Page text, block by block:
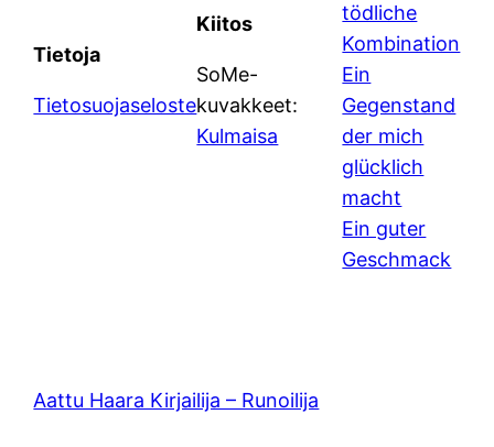
Tietoja
Tietosuojaseloste
Kiitos
SoMe-
kuvakkeet:
Kulmaisa
tödliche
Kombination
Ein
Gegenstand
der mich
glücklich
macht
Ein guter
Geschmack
Aattu Haara Kirjailija – Runoilija